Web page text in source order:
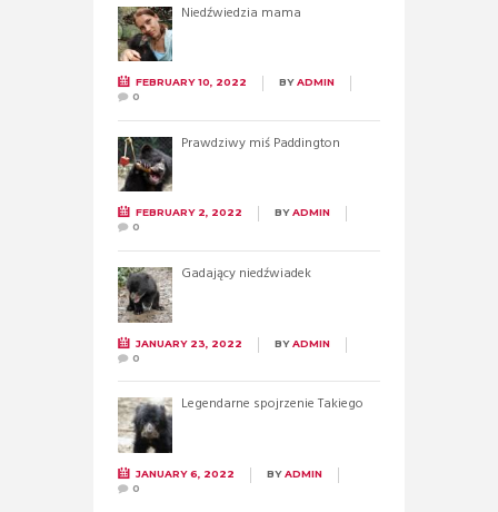
Niedźwiedzia mama
FEBRUARY 10, 2022 BYADMIN
0
Prawdziwy miś Paddington
FEBRUARY 2, 2022 BYADMIN
0
Gadający niedźwiadek
JANUARY 23, 2022 BYADMIN
0
Legendarne spojrzenie Takiego
JANUARY 6, 2022 BYADMIN
0